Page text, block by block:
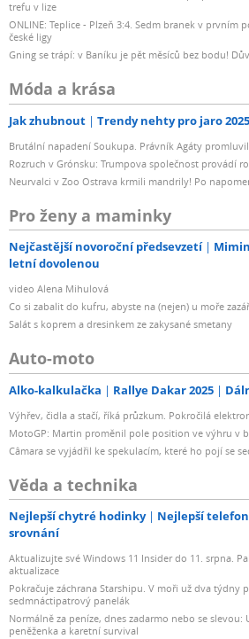
trefu v lize
ONLINE: Teplice - Plzeň 3:4. Sedm branek v prvním
české ligy
Gning se trápí: v Baníku je pět měsíců bez bodu!
Móda a krása
Jak zhubnout Trendy nehty pro jaro 2025
Brutální napadení Soukupa. Právník Agáty promluvil
Rozruch v Grónsku: Trumpova společnost provádí
Neurvalci v Zoo Ostrava krmili mandrily! Po
Pro ženy a maminky
Nejčastější novoroční předsevzetí
letní dovolenou
video Alena Mihulová
Co si zabalit do kufru, abyste na (nejen) u moře
Salát s koprem a dresinkem ze zakysané smetany
Auto-moto
Alko-kalkulačka Rallye Dakar 2025
Výhřev, čidla a stačí, říká průzkum. Pokročilá
MotoGP: Martin proměnil pole position ve výhru v
Câmara se vyjádřil ke spekulacím, které ho pojí se
Věda a technika
Nejlepší chytré hodinky Nejlepší
srovnání
Aktualizujte své Windows 11 Insider do 11. srpna.
aktualizace
Pokračuje záchrana Starshipu. V moři už dva týdny
sedmnáctipatrový panelák
Normálně za peníze, dnes zadarmo nebo se slevou:
peněženka a karetní survival